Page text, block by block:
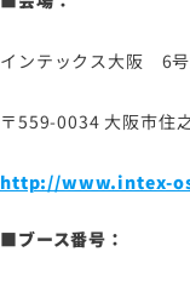
インテックス大阪 6
〒559-0034 大阪市住
http://www.intex-
■ブース番号：